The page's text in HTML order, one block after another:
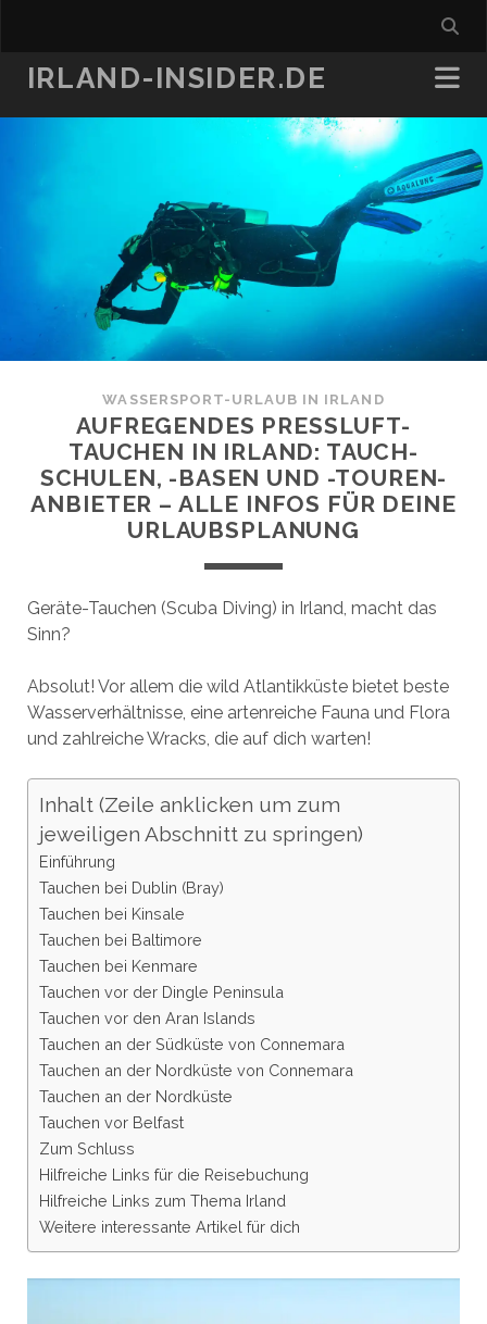
IRLAND-INSIDER.DE
WASSERSPORT-URLAUB IN IRLAND
AUFREGENDES PRESSLUFT-
TAUCHEN IN IRLAND: TAUCH-
SCHULEN, -BASEN UND -TOUREN-
ANBIETER – ALLE INFOS FÜR DEINE
URLAUBSPLANUNG
Geräte-Tauchen (Scuba Diving) in Irland, macht das
Sinn?
Absolut! Vor allem die wild Atlantikküste bietet beste
Wasserverhältnisse, eine artenreiche Fauna und Flora
und zahlreiche Wracks, die auf dich warten!
Inhalt (Zeile anklicken um zum
jeweiligen Abschnitt zu springen)
Einführung
Tauchen bei Dublin (Bray)
Tauchen bei Kinsale
Tauchen bei Baltimore
Tauchen bei Kenmare
Tauchen vor der Dingle Peninsula
Tauchen vor den Aran Islands
Tauchen an der Südküste von Connemara
Tauchen an der Nordküste von Connemara
Tauchen an der Nordküste
Tauchen vor Belfast
Zum Schluss
Hilfreiche Links für die Reisebuchung
Hilfreiche Links zum Thema Irland
Weitere interessante Artikel für dich